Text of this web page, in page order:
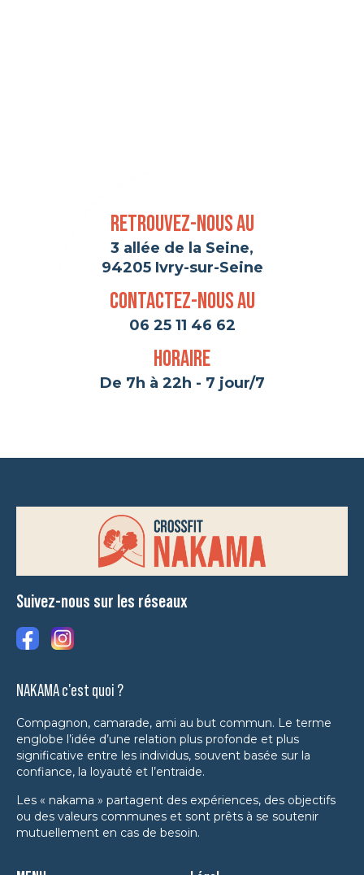
Retrouvez-nous au
3 allée de la Seine,
94205 Ivry-sur-Seine
Contactez-nous au
06 25 11 46 62
Horaire
De 7h à 22h - 7 jour/7
Suivez-nous sur les réseaux
NAKAMA c'est quoi ?
Compagnon, camarade, ami au but commun. Le terme
englobe l’idée d’une relation plus profonde et plus
significative entre les individus, souvent basée sur la
confiance, la loyauté et l’entraide.
Les « nakama » partagent des expériences, des objectifs
ou des valeurs communes et sont prêts à se soutenir
mutuellement en cas de besoin.